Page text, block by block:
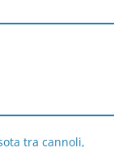
tra cannoli,